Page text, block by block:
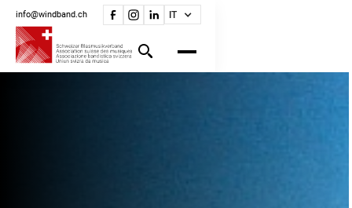
info@windband.ch IT